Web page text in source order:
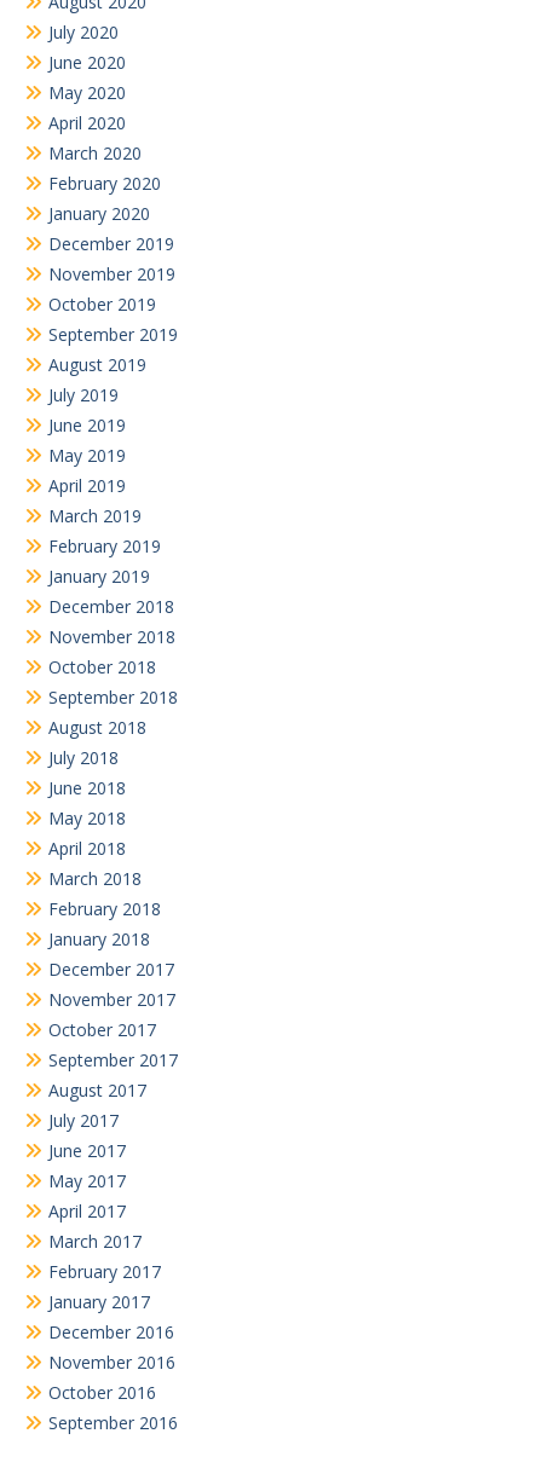
July 2020
June 2020
May 2020
April 2020
March 2020
February 2020
January 2020
December 2019
November 2019
October 2019
September 2019
August 2019
July 2019
June 2019
May 2019
April 2019
March 2019
February 2019
January 2019
December 2018
November 2018
October 2018
September 2018
August 2018
July 2018
June 2018
May 2018
April 2018
March 2018
February 2018
January 2018
December 2017
November 2017
October 2017
September 2017
August 2017
July 2017
June 2017
May 2017
April 2017
March 2017
February 2017
January 2017
December 2016
November 2016
October 2016
September 2016